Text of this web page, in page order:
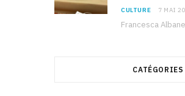
CULTURE 7 MAI
CATÉGORIES